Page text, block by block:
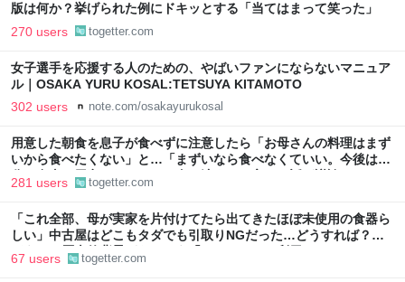
版は何か？挙げられた例にドキッとする「当てはまって笑った」
270 users togetter.com
女子選手を応援する人のための、やばいファンにならないマニュア
ル｜OSAKA YURU KOSAL:TETSUYA KITAMOTO
302 users note.com/osakayurukosal
用意した朝食を息子が食べずに注意したら「お母さんの料理はまず
いから食べたくない」と…「まずいなら食べなくていい。今後は自
分で食事を用意しなさい。お金は渡す」と言った話が議論に
281 users togetter.com
「これ全部、母が実家を片付けてたら出てきたほぼ未使用の食器ら
しい」中古屋はどこもタダでも引取りNGだった…どうすれば？→
どうやら歴史的背景がありそう「ジモティーを利用しては？」
67 users togetter.com